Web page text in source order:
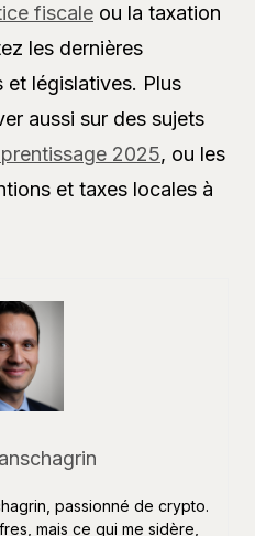
fiscale ou la taxation
les dernières
et législatives. Plus
aussi sur des sujets
2025, ou les
et taxes locales à
passionné de crypto.
mais ce qui me sidère,